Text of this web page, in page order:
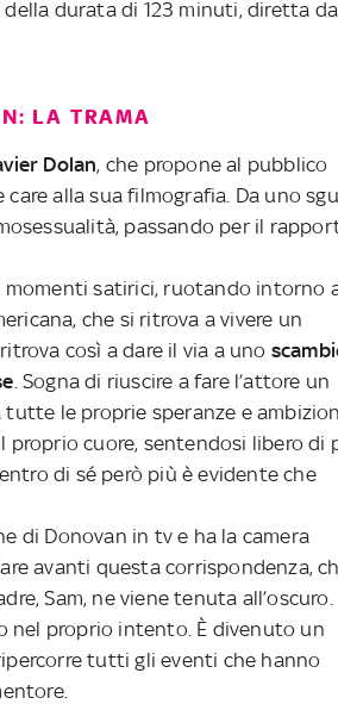
durata di 123 minuti, diretta da
LA TRAMA
Dolan, che propone al pubblico
alla sua filmografia. Da uno
passando per il
satirici, ruotando intorno
che si ritrova a vivere un
così a dare il via a uno
. Sogna di riuscire a fare l’attore un
tutte le proprie speranze e
proprio cuore, sentendosi libero di
di sé però più è evidente che
di Donovan in tv e ha la camera
avanti questa corrispondenza,
Sam, ne viene tenuta all’oscuro.
nel proprio intento. È divenuto un
tutti gli eventi che hanno